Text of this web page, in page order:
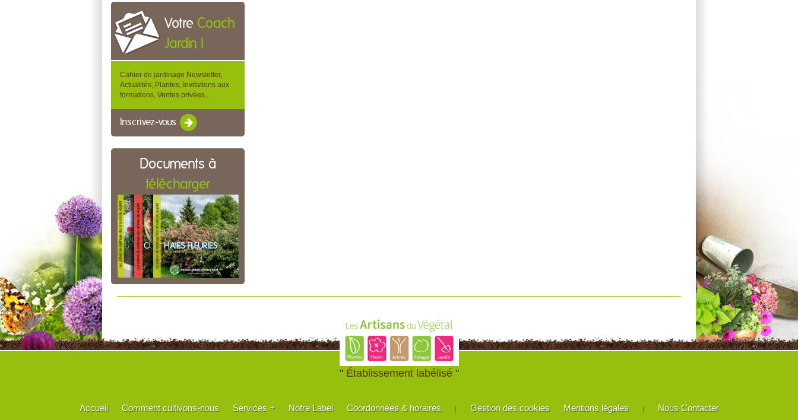
Votre Coach
Jardin !
Cahier de jardinage Newsletter,
Actualités, Plantes, Invitations aux
formations, Ventes privées...
Inscrivez-vous
Documents à
télécharger
" Établissement labélisé "
Accueil Comment cultivons-nous Services + Notre Label Coordonnées & horaires | Gestion des cookies Mentions légales | Nous Contacter